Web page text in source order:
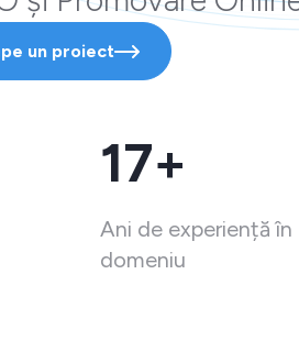
un proiect
17+
Ani de experiență în
domeniu